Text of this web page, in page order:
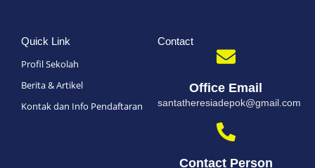
Quick Link
Profil Sekolah
Berita & Artikel
Kontak dan Info Pendaftaran
Contact
Office Email
santatheresiadepok@gmail.com
Contact Person